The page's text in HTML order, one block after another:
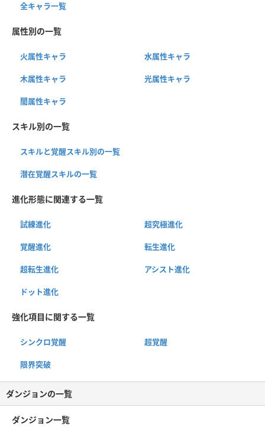
全キャラ一覧
属性別の一覧
火属性キャラ 水属性キャラ
木属性キャラ 光属性キャラ
闇属性キャラ
スキル別の一覧
スキルと覚醒スキル別の一覧
潜在覚醒スキルの一覧
進化形態に関連する一覧
試練進化 超究極進化
覚醒進化 転生進化
超転生進化 アシスト進化
ドット進化
強化項目に関する一覧
シンクロ覚醒 超覚醒
限界突破
ダンジョンの一覧
ダンジョン一覧